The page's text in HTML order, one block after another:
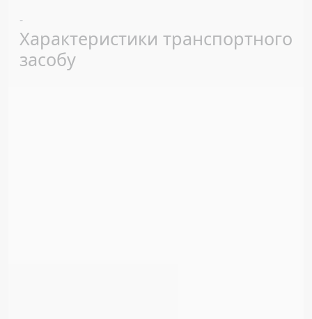
-
Характеристики транспортного
засобу